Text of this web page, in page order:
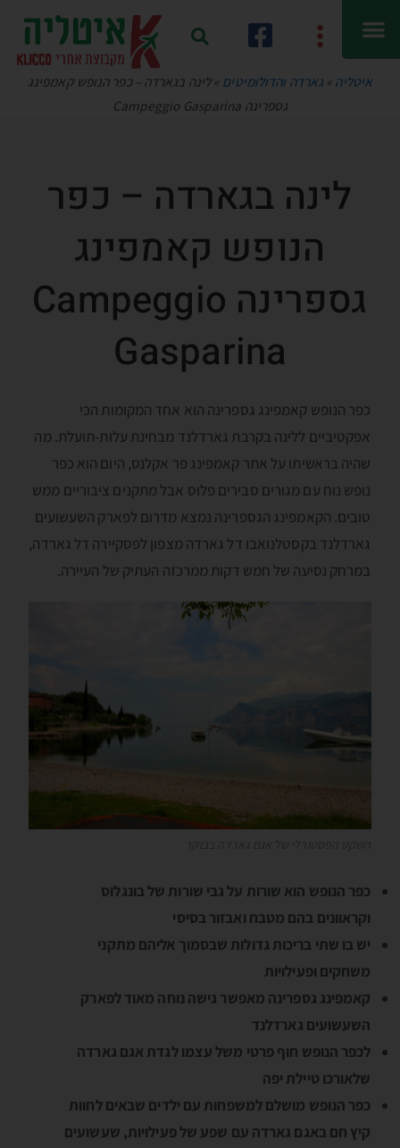
איטליה » גארדה והדולומיטים »לינה בגארדה – כפר הנופש קאמפינג
גספרינה Campeggio Gasparina
לינה בגארדה – כפר
הנופש קאמפינג
גספרינה Campeggio
Gasparina
כפר הנופש קאמפינג גספרינה הוא אחד המקומות הכי
אפקטיביים ללינה בקרבת גארדלנד מבחינת עלות-תועלת. מה
שהיה בראשיתו על אתר קאמפינג פר אקלנס, היום הוא כפר
נופש נוח עם מגורים סבירים פלוס אבל מתקנים ציבוריים ממש
טובים. הקאמפינג הגספרינה נמצא מדרום לפארק השעשועים
גארדלנד בקסטלנואבו דל גארדה מצפון לפסקיירה דל גארדה,
במרחק נסיעה של חמש דקות ממרכזה העתיק של העיירה.
כפר הנופש הוא שורות על גבי שורות של בונגלוס
וקראוונים בהם מטבח ואבזור בסיסי
יש בו שתי בריכות גדולות שבסמוך אליהם מתקני
משחקים ופעילויות
קאמפינג גספרינה מאפשר גישה נוחה מאוד לפארק
השעשועים גארדלנד
לכפר הנופש חוף פרטי משל עצמו לגדת אגם גארדה
שלאורכו טיילת יפה
כפר הנופש מושלם למשפחות עם ילדים שבאים לחוות
קיץ חם באגם גארדה עם שפע של פעילויות, שעשועים